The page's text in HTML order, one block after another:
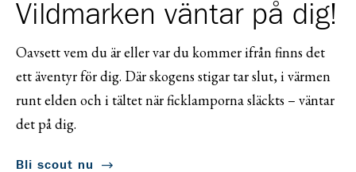
Vildmarken väntar på dig!
Oavsett vem du är eller var du kommer ifrån finns det
ett äventyr för dig. Där skogens stigar tar slut, i värmen
runt elden och i tältet när ficklamporna släckts – väntar
det på dig.
Bli scout nu